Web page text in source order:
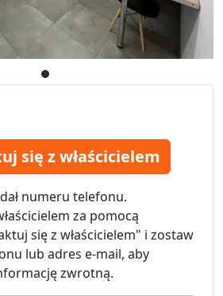
się z właścicielem
numeru telefonu.
za pomocą
się z właścicielem" i zostaw
lub adres e-mail, aby
zwrotną.